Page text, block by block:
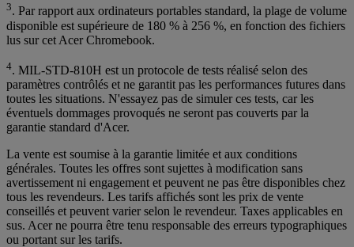
3. Par rapport aux ordinateurs portables standard, la plage de volume
disponible est supérieure de 180 % à 256 %, en fonction des fichiers
lus sur cet Acer Chromebook.
4. MIL-STD-810H est un protocole de tests réalisé selon des
paramètres contrôlés et ne garantit pas les performances futures dans
toutes les situations. N'essayez pas de simuler ces tests, car les
éventuels dommages provoqués ne seront pas couverts par la
garantie standard d'Acer.
La vente est soumise à la garantie limitée et aux conditions
générales. Toutes les offres sont sujettes à modification sans
avertissement ni engagement et peuvent ne pas être disponibles chez
tous les revendeurs. Les tarifs affichés sont les prix de vente
conseillés et peuvent varier selon le revendeur. Taxes applicables en
sus. Acer ne pourra être tenu responsable des erreurs typographiques
ou portant sur les tarifs.